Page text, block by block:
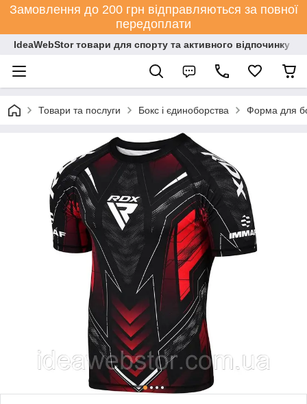
Замовлення до 200 грн відправляються за повної
передоплати
IdeaWebStor товари для спорту та активного відпочинку
Товари та послуги Бокс і єдиноборства Форма для